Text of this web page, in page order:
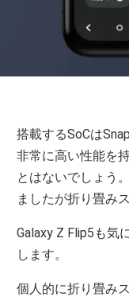
搭載するSoCは
非常に高い性能を
とはないでしょう
ましたが折り畳み
Galaxy Z Flip5も気
します。
個人的に折り畳み